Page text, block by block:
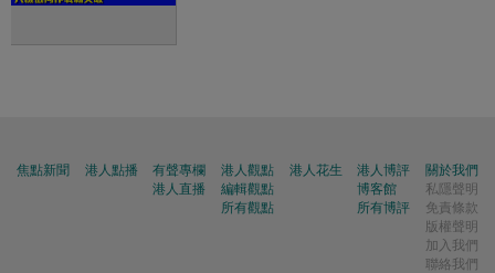
焦點新聞 港人點播
有聲專欄
港人直播
港人觀點
編輯觀點
所有觀點
港人花生
港人博評
博客館
所有博評
關於我們
私隱聲明
免責條款
版權聲明
加入我們
聯絡我們